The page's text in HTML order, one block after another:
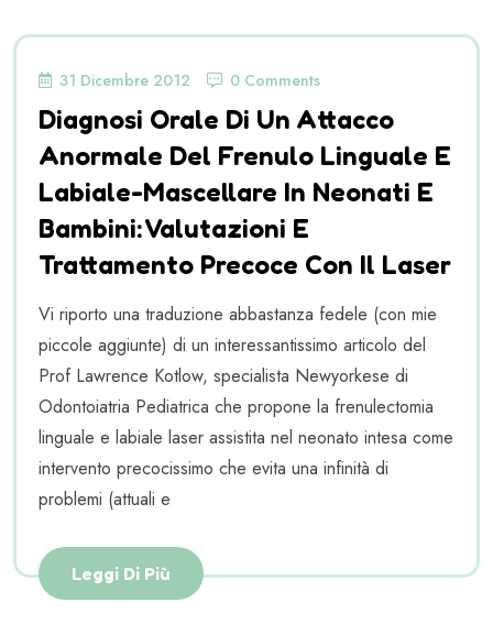
31 Dicembre 2012 0 Comments
Diagnosi Orale Di Un Attacco
Anormale Del Frenulo Linguale E
Labiale-Mascellare In Neonati E
Bambini: Valutazioni E
Trattamento Precoce Con Il Laser
Vi riporto una traduzione abbastanza fedele (con mie
piccole aggiunte) di un interessantissimo articolo del
Prof Lawrence Kotlow, specialista Newyorkese di
Odontoiatria Pediatrica che propone la frenulectomia
linguale e labiale laser assistita nel neonato intesa come
intervento precocissimo che evita una infinità di
problemi (attuali e
Leggi Di Più